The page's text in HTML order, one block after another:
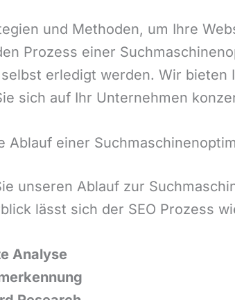
und Methoden, um Ihre
Prozess einer
erledigt werden. Wir
sich auf Ihr Unternehmen
Ablauf einer
unseren Ablauf zur
lässt sich der SEO Prozess
Analyse